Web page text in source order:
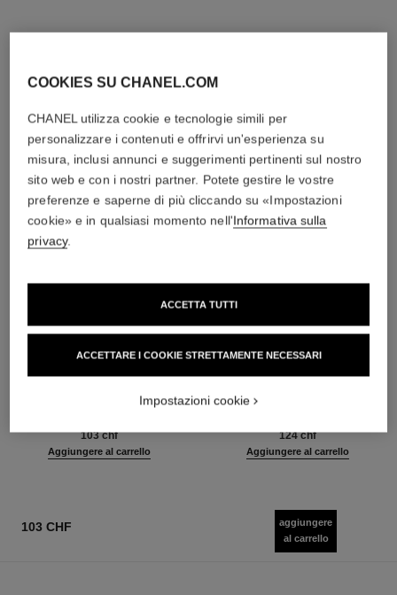
L'ACCORDO PERFETTO
bleu de chanel
Trattamento Profumato per
103 chf
Aggiungere al carrello
bleu de chanel
Twist and Spray Flacone
124 chf
Aggiungere al carrello
103 CHF
aggiungere
al carrello
COOKIES SU CHANEL.COM
CHANEL utilizza cookie e tecnologie simili per
personalizzare i contenuti e offrirvi un'esperienza su
misura, inclusi annunci e suggerimenti pertinenti sul nostro
sito web e con i nostri partner. Potete gestire le vostre
preferenze e saperne di più cliccando su «Impostazioni
cookie» e in qualsiasi momento nell'Informativa sulla
privacy.
ACCETTARE I COOKIE STRETTAMENTE NECESSARI
ACCETTA TUTTI
Impostazioni cookie